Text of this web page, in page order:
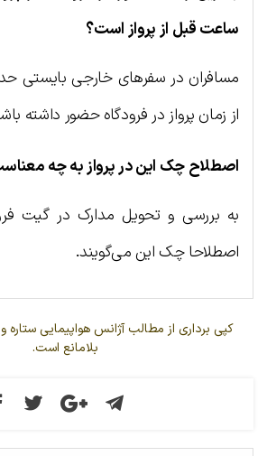
ساعت قبل از پرواز است؟
مسافران در سفرهای خارجی بایستی
از زمان پرواز در فرودگاه حضور داشته
اصطلاح چک این در پرواز به چه
به بررسی و تحویل مدارک در گیت
اصطلاحا چک این می‌گویند.
کپی برداری از مطالب آژانس هواپیمایی ستاره
بلامانع است.